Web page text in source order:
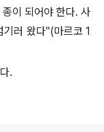
이 되어야 한다. 사
기러 왔다"(마르코 1
.